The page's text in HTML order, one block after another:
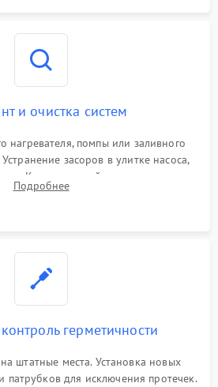
и очистка систем
нагревателя, помпы или заливного
засоров в улитке насоса,
Компонентный ремонт платы
поврежденной проводки.
Подробнее
герметичности
штатные места. Установка новых
патрубков для исключения протечек.